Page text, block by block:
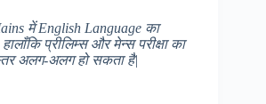
में English Language का
हालाँकिप्रीलिम्सऔरमेन्सपरीक्षाका
अलग-अलगहो सकताहै|